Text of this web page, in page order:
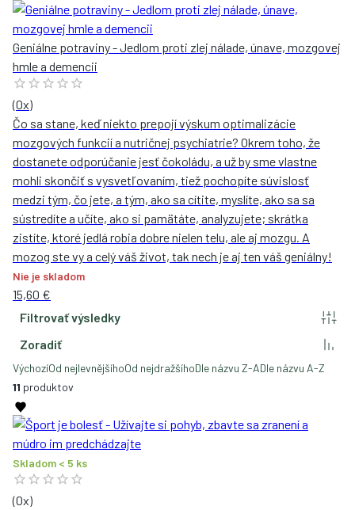
Geniálne potraviny - Jedlom proti zlej nálade, únave, mozgovej
hmle a demencii
(0x)
Čo sa stane, keď niekto prepojí výskum optimalizácie
mozgových funkcií a nutričnej psychiatrie? Okrem toho, že
dostanete odporúčanie jesť čokoládu, a už by sme vlastne
mohli skončiť s vysvetľovaním, tiež pochopíte súvislosť
medzi tým, čo jete, a tým, ako sa cítite, myslíte, ako sa sa
sústredíte a učíte, ako si pamätáte, analyzujete; skrátka
zistíte, ktoré jedlá robia dobre nielen telu, ale aj mozgu. A
mozog ste vy a celý váš život, tak nech je aj ten váš geniálny!
Nie je skladom
15,60 €
Filtrovať výsledky
Zoradiť
VýchozíOd nejlevnějšíhoOd nejdražšíhoDle názvu Z-ADle názvu A-Z
11 produktov
Skladom < 5 ks
(0x)